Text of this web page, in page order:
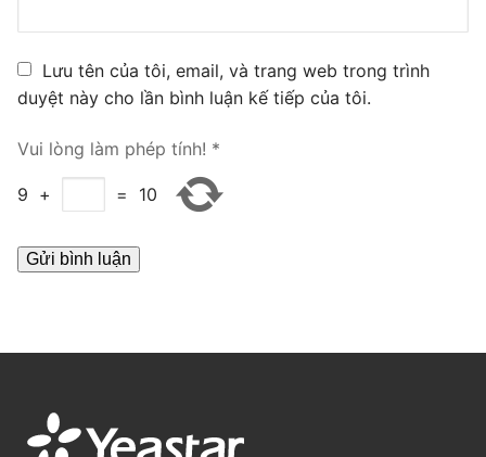
LIÊN HỆ
TIN TỨC
Lưu tên của tôi, email, và trang web trong trình
duyệt này cho lần bình luận kế tiếp của tôi.
Vui lòng làm phép tính! *
9 + = 10